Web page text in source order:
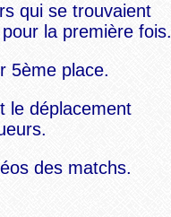
qui se trouvaient
la première fois.
5ème place.
le déplacement
des matchs.